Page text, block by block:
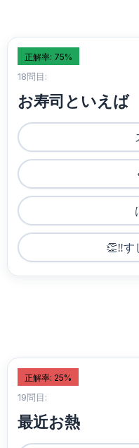
正解率: 75%
18問目:
お寿司といえば
👏‼️す
正解率: 25%
19問目:
最近お熱